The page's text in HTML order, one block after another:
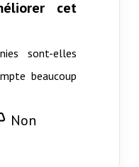
cet
sont-elles
beaucoup
Non